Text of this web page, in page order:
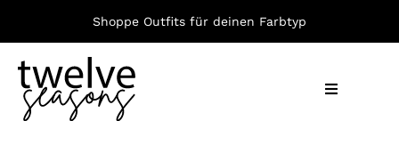
springen
Shoppe Outfits für deinen Farbtyp
Toggle